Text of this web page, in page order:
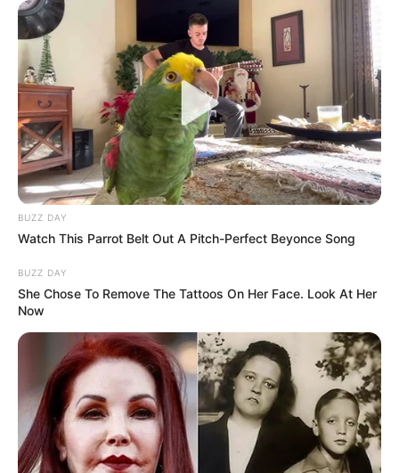
BUZZ DAY
Watch This Parrot Belt Out A Pitch-Perfect Beyonce Song
BUZZ DAY
She Chose To Remove The Tattoos On Her Face. Look At Her
Now